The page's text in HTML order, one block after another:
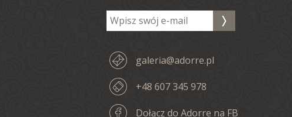
galeria@adorre.pl
+48 607 345 978
Dołącz do Adorre na FB